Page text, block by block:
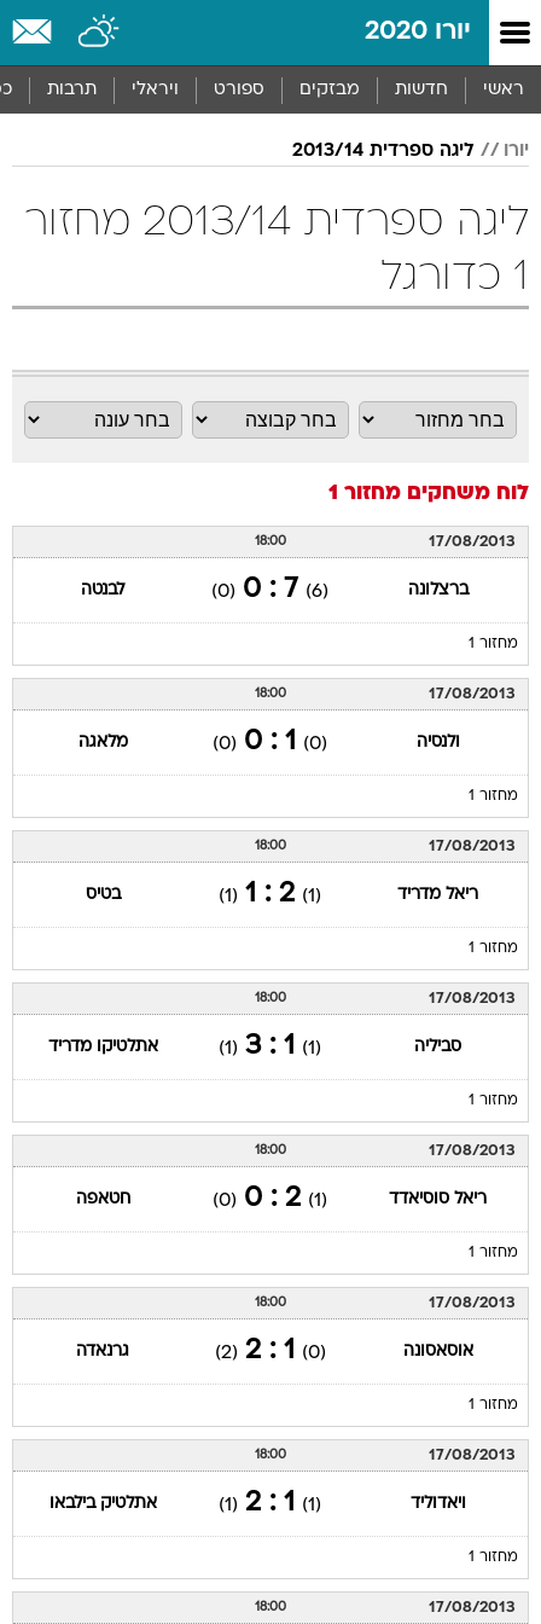
יורו 2020
ראשי חדשות מבזקים ספורט ויראלי תרבות
יורו ליגה ספרדית 2013/14
ליגה ספרדית 2013/14 מחזור
1 כדורגל
לוח משחקים מחזור 1
17/08/2013
18:00
ברצלונה (6)
7 : 0
(0) לבנטה
מחזור 1
17/08/2013
18:00
ולנסיה (0)
1 : 0
(0) מלאגה
מחזור 1
17/08/2013
18:00
ריאל מדריד (1)
2 : 1
(1) בטיס
מחזור 1
17/08/2013
18:00
סביליה (1)
1 : 3
(1) אתלטיקו מדריד
מחזור 1
17/08/2013
18:00
ריאל סוסיאדד (1)
2 : 0
(0) חטאפה
מחזור 1
17/08/2013
18:00
אוסאסונה (0)
1 : 2
(2) גרנאדה
מחזור 1
17/08/2013
18:00
ויאדוליד (1)
1 : 2
(1) אתלטיק בילבאו
מחזור 1
17/08/2013
18:00